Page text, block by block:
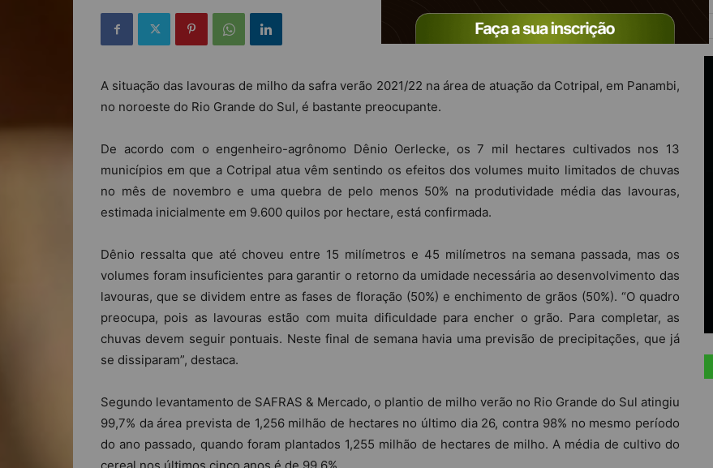
A situação das lavouras de milho da safra verão 2021/22 na área de atuação da Cotripal, em Panambi,
no noroeste do Rio Grande do Sul, é bastante preocupante.
De acordo com o engenheiro-agrônomo Dênio Oerlecke, os 7 mil hectares cultivados nos 13
municípios em que a Cotripal atua vêm sentindo os efeitos dos volumes muito limitados de chuvas
no mês de novembro e uma quebra de pelo menos 50% na produtividade média das lavouras,
estimada inicialmente em 9.600 quilos por hectare, está confirmada.
Dênio ressalta que até choveu entre 15 milímetros e 45 milímetros na semana passada, mas os
volumes foram insuficientes para garantir o retorno da umidade necessária ao desenvolvimento das
lavouras, que se dividem entre as fases de floração (50%) e enchimento de grãos (50%). “O quadro
preocupa, pois as lavouras estão com muita dificuldade para encher o grão. Para completar, as
chuvas devem seguir pontuais. Neste final de semana havia uma previsão de precipitações, que já
se dissiparam”, destaca.
Segundo levantamento de SAFRAS & Mercado, o plantio de milho verão no Rio Grande do Sul atingiu
99,7% da área prevista de 1,256 milhão de hectares no último dia 26, contra 98% no mesmo período
do ano passado, quando foram plantados 1,255 milhão de hectares de milho. A média de cultivo do